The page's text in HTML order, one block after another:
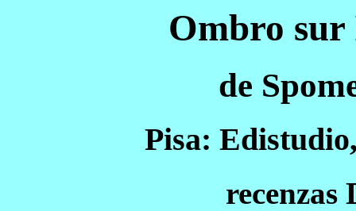
Ombro sur
de
Pisa: